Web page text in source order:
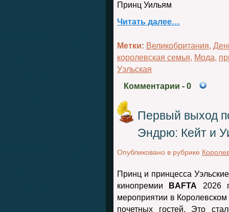
Принц Уильям
Читать далее…
Метки: Великобритания,
королевская семья, Мода,
Уэльская
Комментарии - 0
Первый выход
Эндрю: Кейт и
Опубликовано в рубрике
Принц и принцесса
кинопремии
BAFTA 2026
мероприятии в
почетных гостей. Это